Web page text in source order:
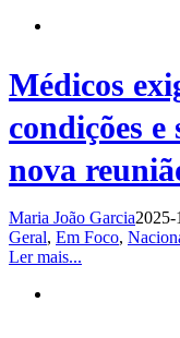
Médicos
condições
nova
Maria João Garcia
Geral, Em Foco,
Ler mais...